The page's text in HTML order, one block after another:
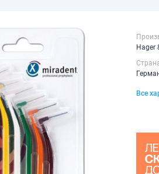
Hager
Все